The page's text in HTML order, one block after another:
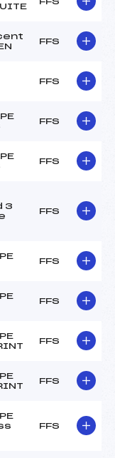
FFS
FFS
FFS
FFS
3
FFS
FFS
FFS
FFS
FFS
FFS